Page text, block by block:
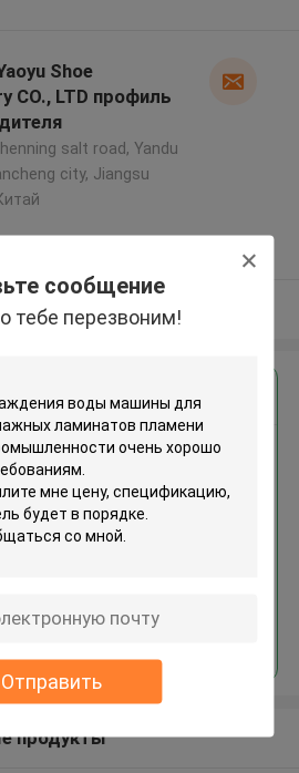
сообщение
тебе перезвоним!
Отправить
Shoe
CO., LTD профиль
salt road, Yandu
city, Jiangsu
больше
лучшую цену для
охлаждения воды
для производства
ламинатов пламени
швейной
продукты